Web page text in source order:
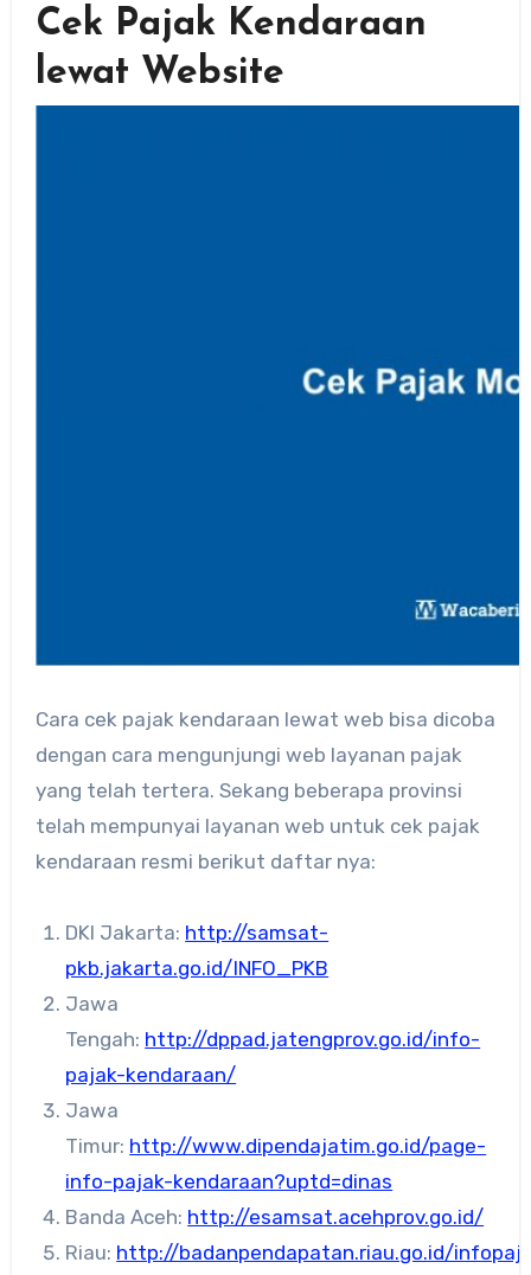
Cek Pajak Kendaraan
lewat Website
Cara cek pajak kendaraan lewat web bisa dicoba
dengan cara mengunjungi web layanan pajak
yang telah tertera. Sekang beberapa provinsi
telah mempunyai layanan web untuk cek pajak
kendaraan resmi berikut daftar nya:
DKI Jakarta: http://samsat-
pkb.jakarta.go.id/INFO_PKB
Jawa
Tengah: http://dppad.jatengprov.go.id/info-
pajak-kendaraan/
Jawa
Timur: http://www.dipendajatim.go.id/page-
info-pajak-kendaraan?uptd=dinas
Banda Aceh: http://esamsat.acehprov.go.id/
Riau: http://badanpendapatan.riau.go.id/